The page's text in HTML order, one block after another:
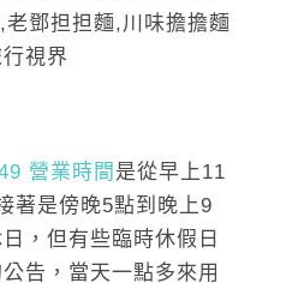
營業時間 是從早上11
著是傍晚5點到晚上9
，但有些臨時休假日
告，當天一點多來用